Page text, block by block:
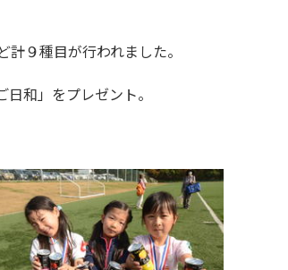
９種目が行われました。
和」をプレゼント。